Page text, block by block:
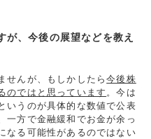
が、今後の展望などを教え
せんが、もしかしたら今後株
のではと思っています 。今は
いうのが具体的な数値で公表
一方で金融緩和でお金が余っ
なる可能性があるのではない